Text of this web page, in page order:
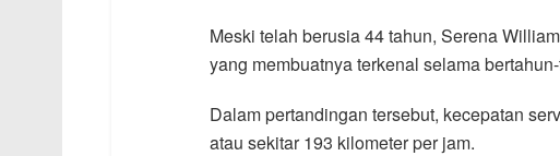
Meski telah berusia 44 tahun, Serena
yang membuatnya terkenal selama
Dalam pertandingan tersebut, kecepatan
atau sekitar 193 kilometer per jam.